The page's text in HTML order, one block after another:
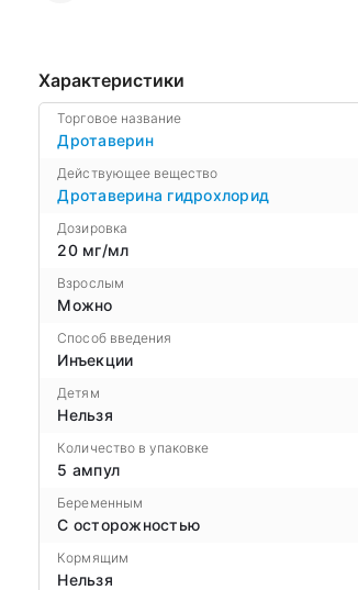
Характеристики
Торговое название
Дротаверин
Действующее вещество
Дротаверина гидрохлорид
Дозировка
20 мг/мл
Взрослым
Можно
Способ введения
Инъекции
Детям
Нельзя
Количество в упаковке
5 ампул
Беременным
С осторожностью
Кормящим
Нельзя